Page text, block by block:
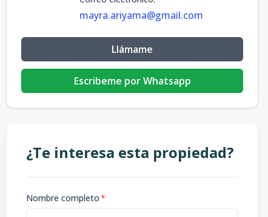
mayra.ariyama@gmail.com
Llámame
Escribeme por Whatsapp
¿Te interesa esta propiedad?
Nombre completo*